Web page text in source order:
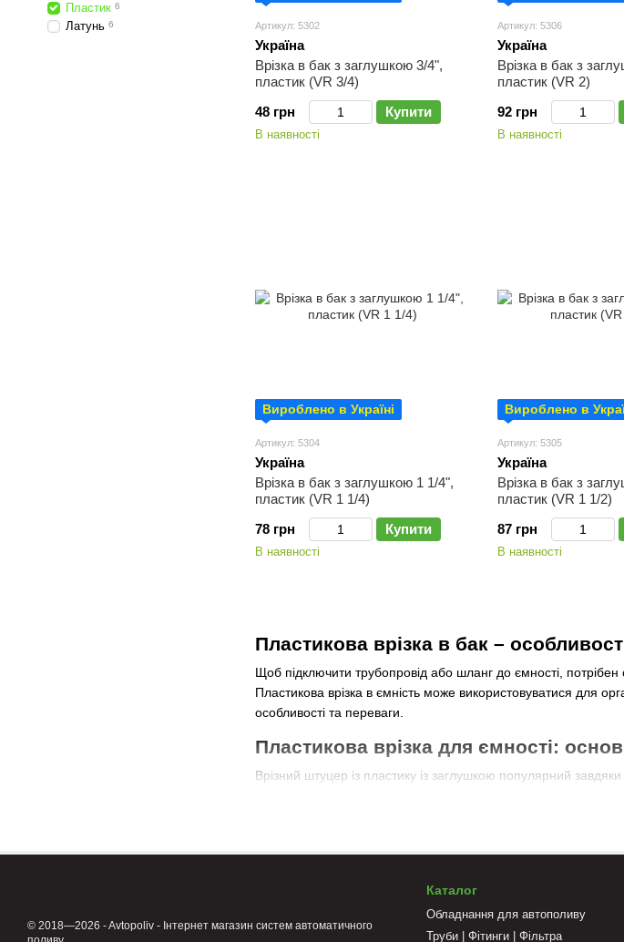
Пластикова врізка в бак –
Щоб підключити трубопровід або шланг до ємності,
Пластикова врізка в ємність може використовуватися для
особливості та переваги.
Пластикова врізка для ємності:
Врізний штуцер із пластику із заглушкою популярний
Повна стійкість до корозії.
Врізка в пластиковий бак може мати різний діаметр - від 1
Фітинг сумісний із трубами різного розміру. Єдиним
може звужуватися або розширюватися, що важливо
Артикул: 5302
Україна
Врізка в бак з заглушкою 3/4",
пластик (VR 3/4)
48 грн
Купити
В наявності
Артикул: 5306
Україна
Врізка в бак з
пластик (VR 2)
92 грн
В наявності
Вироблено в Україні
Артикул: 5304
Україна
Врізка в бак з заглушкою 1 1/4",
пластик (VR 1 1/4)
78 грн
Купити
В наявності
Вироблено в
Артикул: 5305
Україна
Врізка в бак з
пластик (VR 1 1/2)
87 грн
В наявності
Пластик 6
Латунь 6
© 2018—2026 - Avtopoliv - Інтернет магазин систем автоматичного
Каталог
Обладнання для автополиву
Труби | Фітинги | Фільтра